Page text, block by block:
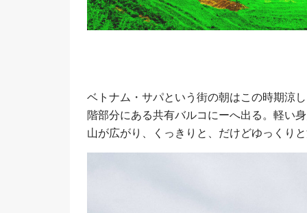
ベトナム・サパという街の朝はこの時期涼
階部分にある共有バルコにーへ出る。軽い
山が広がり、くっきりと、だけどゆっくり